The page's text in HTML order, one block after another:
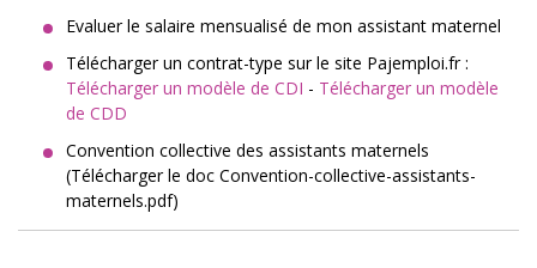
Evaluer le salaire mensualisé de mon assistant maternel
Télécharger un contrat-type sur le site Pajemploi.fr :
Télécharger un modèle de CDI - Télécharger un modèle
de CDD
Convention collective des assistants maternels
(Télécharger le doc Convention-collective-assistants-
maternels.pdf)